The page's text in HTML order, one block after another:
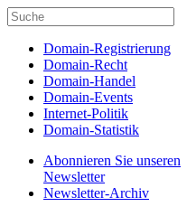
Domain-Registrierung
Domain-Recht
Domain-Handel
Domain-Events
Internet-Politik
Domain-Statistik
Abonnieren Sie unseren
Newsletter
Newsletter-Archiv